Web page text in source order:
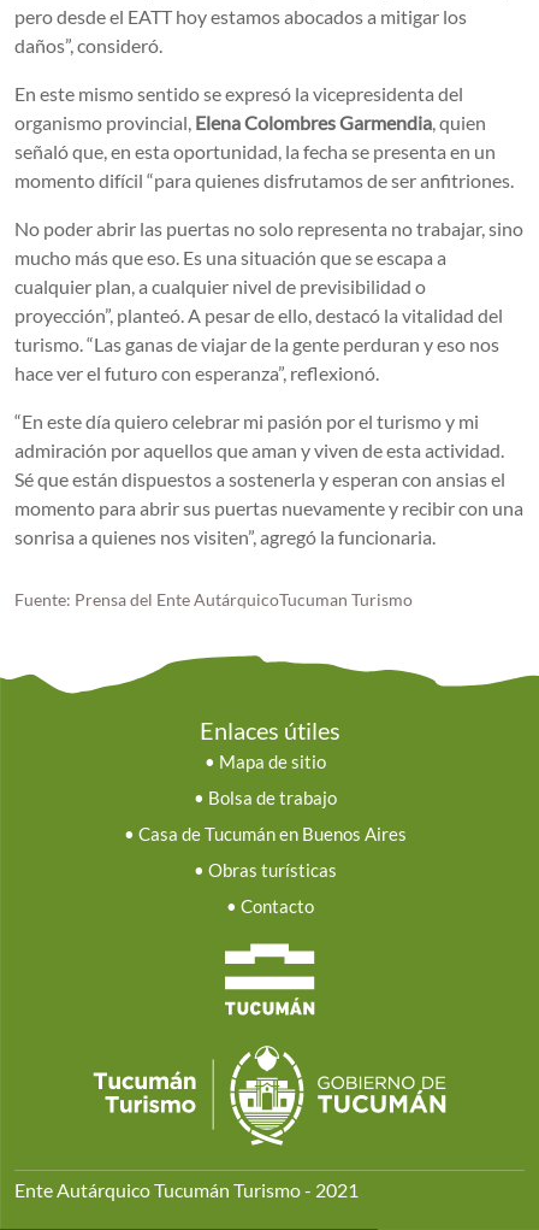
pero desde el EATT hoy estamos abocados a mitigar los
daños”, consideró.
En este mismo sentido se expresó la vicepresidenta del
organismo provincial, Elena Colombres Garmendia, quien
señaló que, en esta oportunidad, la fecha se presenta en un
momento difícil “para quienes disfrutamos de ser anfitriones.
No poder abrir las puertas no solo representa no trabajar, sino
mucho más que eso. Es una situación que se escapa a
cualquier plan, a cualquier nivel de previsibilidad o
proyección”, planteó. A pesar de ello, destacó la vitalidad del
turismo. “Las ganas de viajar de la gente perduran y eso nos
hace ver el futuro con esperanza”, reflexionó.
“En este día quiero celebrar mi pasión por el turismo y mi
admiración por aquellos que aman y viven de esta actividad.
Sé que están dispuestos a sostenerla y esperan con ansias el
momento para abrir sus puertas nuevamente y recibir con una
sonrisa a quienes nos visiten”, agregó la funcionaria.
Fuente: Prensa del Ente AutárquicoTucuman Turismo
Enlaces útiles
• Mapa de sitio
• Bolsa de trabajo
• Casa de Tucumán en Buenos Aires
• Obras turísticas
• Contacto
Ente Autárquico Tucumán Turismo - 2021